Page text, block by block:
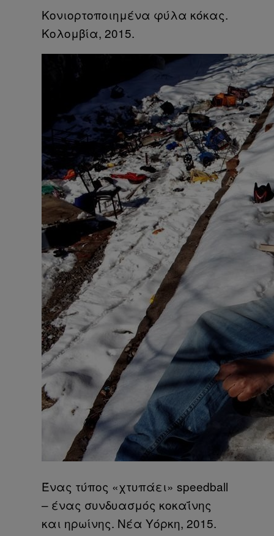
Κονιορτοποιημένα φύλα κόκας.
Κολομβία, 2015.
Ένας τύπος «χτυπάει» speedball
– ένας συνδυασμός κοκαΐνης
και ηρωίνης. Νέα Υόρκη, 2015.